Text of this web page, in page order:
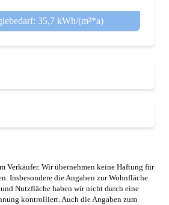
35,7 kWh/(m²*a)
Verkäufer. Wir übernehmen keine Haftung für
Insbesondere die Angaben zur Wohnfläche
Nutzfläche haben wir nicht durch eine
kontrolliert. Auch die Angaben zum